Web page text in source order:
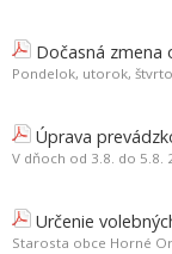
Dočasná zmena
Pondelok, utorok,
Úprava
V dňoch od 3.8. do 5.8.
Určenie
Starosta obce Horné